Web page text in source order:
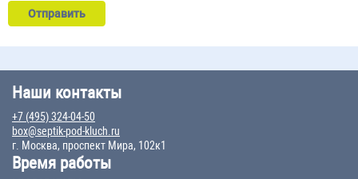
Наши контакты
+7 (495) 324-04-50
box@septik-pod-kluch.ru
г. Москва, проспект Мира, 102к1
Время работы